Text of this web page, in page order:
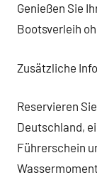
Genießen Sie
Bootsverleih
Zusätzliche
Reservieren
Deutschland,
Führerschein